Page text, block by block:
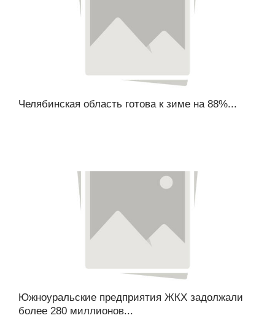
Челябинская область готова к зиме на 88%...
Южноуральские предприятия ЖКХ задолжали
более 280 миллионов...